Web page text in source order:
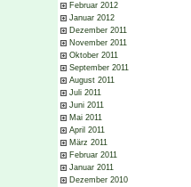
Februar 2012
Januar 2012
Dezember 2011
November 2011
Oktober 2011
September 2011
August 2011
Juli 2011
Juni 2011
Mai 2011
April 2011
März 2011
Februar 2011
Januar 2011
Dezember 2010